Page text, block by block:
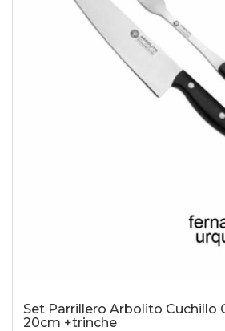
Set Parrillero Arbolito Cuchillo
20cm +trinche